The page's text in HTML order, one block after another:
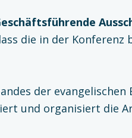
die in der Konferenz
der evangelischen
und organisiert die